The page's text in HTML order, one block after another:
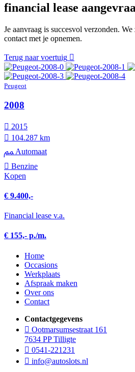
financial lease
Je aanvraag is succesvol verzonden.
contact met je opnemen.
Terug naar voertuig
Peugeot
2008
2015
104.287 km
Automaat
Benzine
Kopen
€ 9.400,-
Financial lease v.a.
€ 155,- p./m.
Home
Occasions
Werkplaats
Afspraak maken
Over ons
Contact
Contactgegevens
Ootmarsumsestraat 161
7634 PP Tilligte
0541-221231
info@autoslots.nl